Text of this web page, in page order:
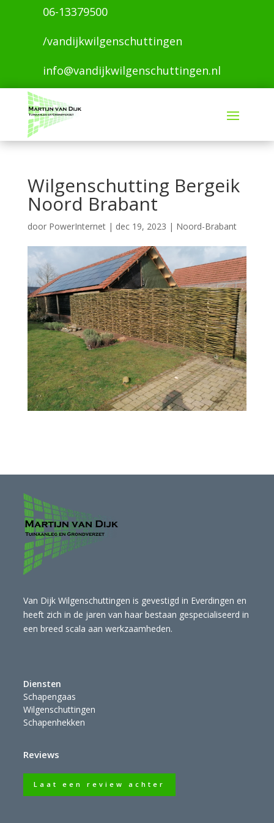
06-13379500
/vandijkwilgenschuttingen
info@vandijkwilgenschuttingen.nl
Wilgenschutting Bergeik
Noord Brabant
door PowerInternet| dec 19, 2023 | Noord-Brabant
Van Dijk Wilgenschuttingen is gevestigd in Everdingen en
heeft zich in de jaren van haar bestaan gespecialiseerd in
een breed scala aan werkzaamheden.
Diensten
Schapengaas
Wilgenschuttingen
Schapenhekken
Reviews
Laat een review achter